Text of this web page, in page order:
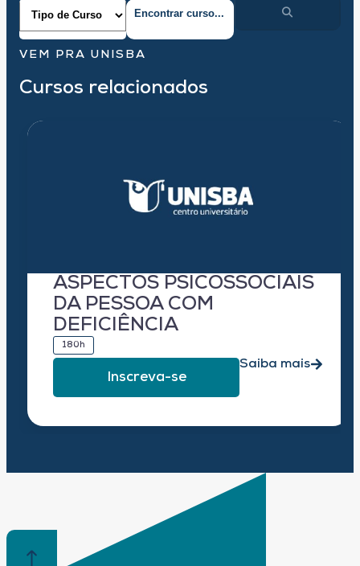
VEM PRA UNISBA
Cursos relacionados
ASPECTOS PSICOSSOCIAIS
DA PESSOA COM
DEFICIÊNCIA
180h
Inscreva-se
Saiba mais